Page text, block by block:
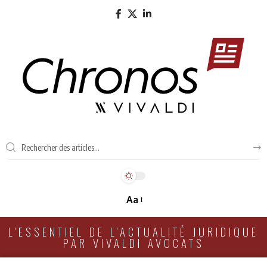
Aa
L'ESSENTIEL DE L'ACTUALITÉ JURIDIQUE
PAR VIVALDI AVOCATS